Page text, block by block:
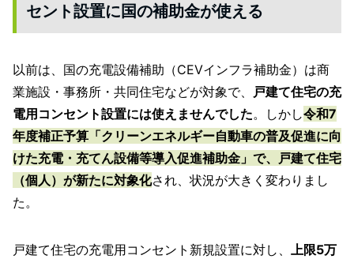
セント設置に国の補助金が使える
以前は、国の充電設備補助（CEVインフラ補助金）は商
業施設・事務所・共同住宅などが対象で、
戸建て住宅の充
電用コンセント設置には使えませんでした。しかし令和7
年度補正予算「クリーンエネルギー自動車の普及促進に向
けた充電・充てん設備等導入促進補助金」で、戸建て住宅
（個人）が新たに対象化され、状況が大きく変わりまし
た。
戸建て住宅の充電用コンセント新規設置に対し、
上限5万